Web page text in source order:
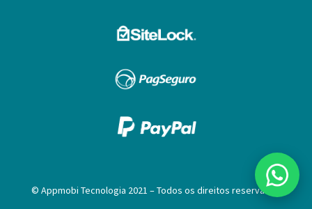
© Appmobi Tecnologia 2021 – Todos os direitos reservados